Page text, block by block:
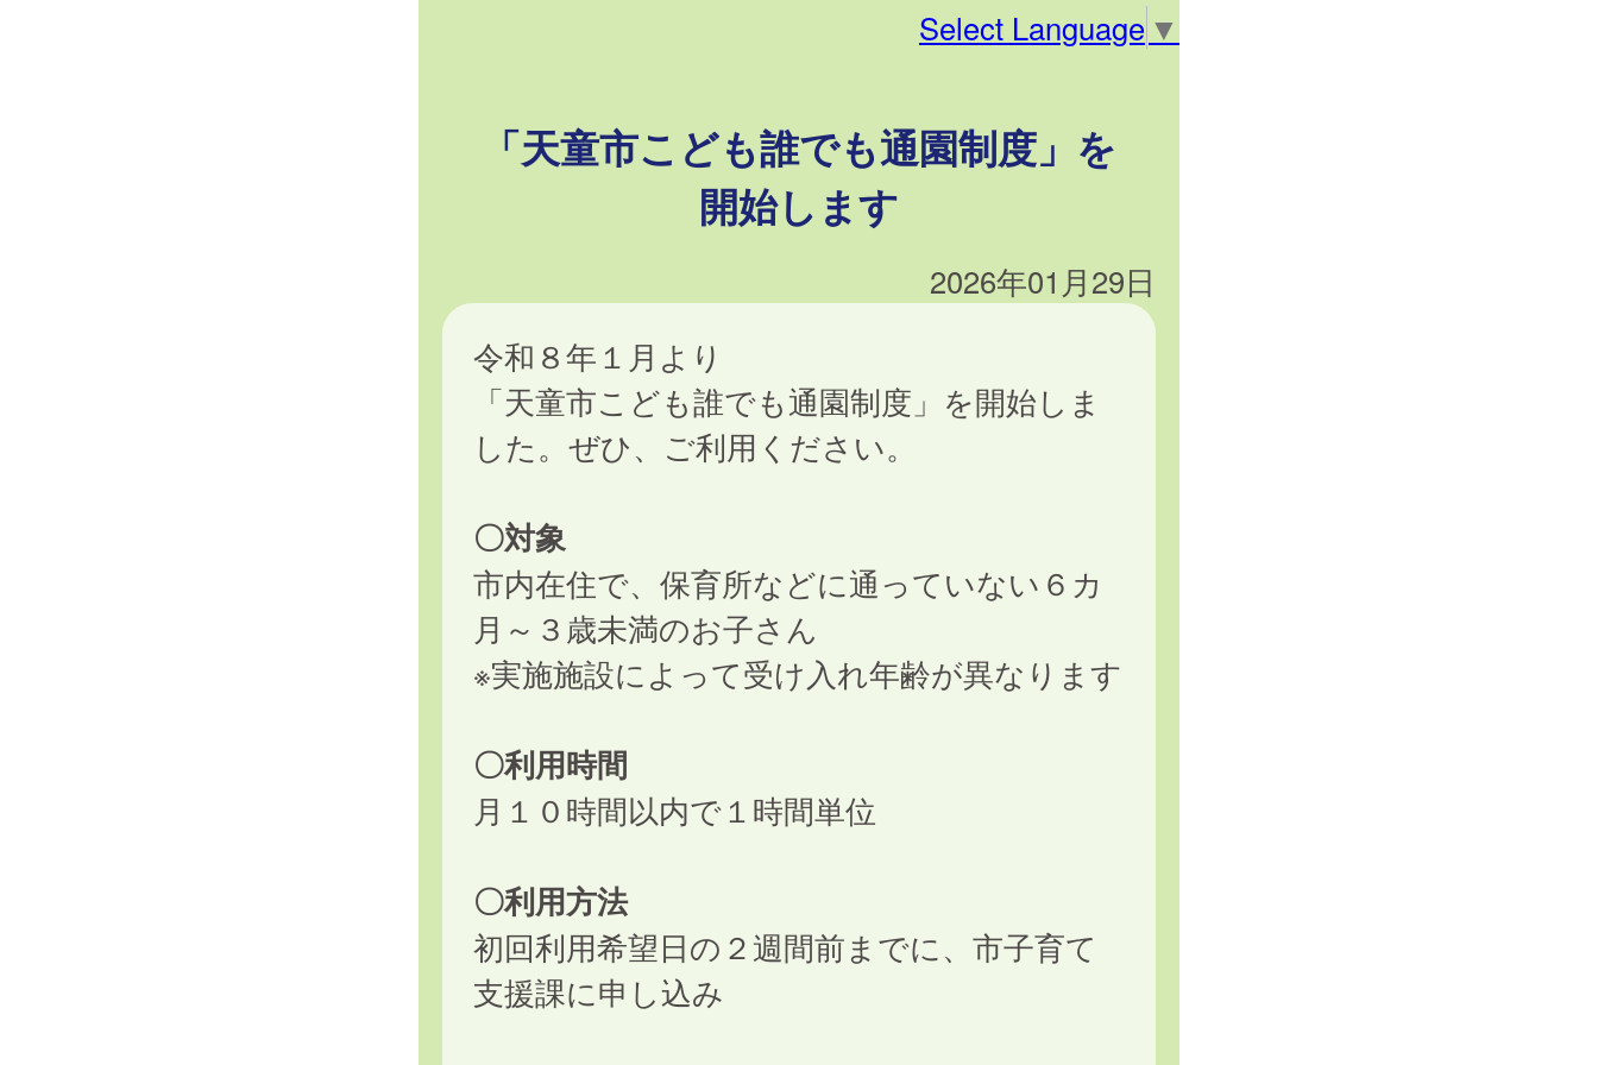
Select Language ▼
「天童市こども誰でも通園制度」を
開始します
2026年01月29日
令和８年１月より
「天童市こども誰でも通園制度」を開始しま
した。ぜひ、ご利用ください。
〇対象
市内在住で、保育所などに通っていない６カ
月～３歳未満のお子さん
※実施施設によって受け入れ年齢が異なります
〇利用時間
月１０時間以内で１時間単位
〇利用方法
初回利用希望日の２週間前までに、市子育て
支援課に申し込み